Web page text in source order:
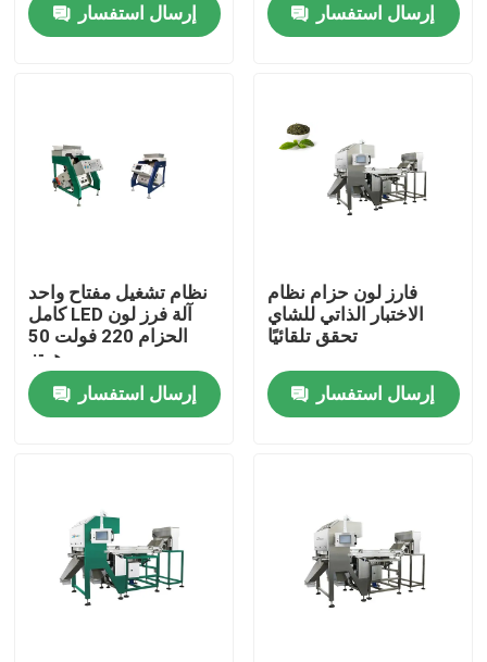
منزل
إتصال
فارز لون الأرز
فارز لون الحبوب
فارز لون الكاجو
فارز لون الفول السوداني
إرسال استفسار إرسال استفسار
نظام تشغيل مفتاح واحد
كامل LED آلة فرز لون
الحزام 220 فولت 50
هرتز
إرسال استفسار
فارز لون حزام نظام
الاختبار الذاتي للشاي
تحقق تلقائيًا
إرسال استفسار